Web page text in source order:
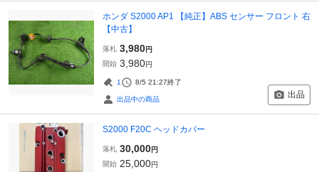
ホンダ S2000 AP1 【純正】ABS センサー フロント 右
【中古】
落札 3,980円
開始 3,980円
1 8/5 21:27終了
出品中の商品 出品
S2000 F20C ヘッドカバー
落札 30,000円
開始 25,000円